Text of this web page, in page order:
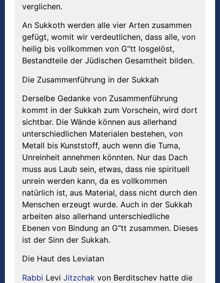
verglichen.
An Sukkoth werden alle vier Arten zusammen
gefügt, womit wir verdeutlichen, dass alle, von
heilig bis vollkommen von G“tt losgelöst,
Bestandteile der Jüdischen Gesamtheit bilden.
Die Zusammenführung in der Sukkah
Derselbe Gedanke von Zusammenführung
kommt in der Sukkah zum Vorschein, wird dort
sichtbar. Die Wände können aus allerhand
unterschiedlichen Materialen bestehen, von
Metall bis Kunststoff, auch wenn die Tuma,
Unreinheit annehmen könnten. Nur das Dach
muss aus Laub sein, etwas, dass nie spirituell
unrein werden kann, da es vollkommen
natürlich ist, aus Material, dass nicht durch den
Menschen erzeugt wurde. Auch in der Sukkah
arbeiten also allerhand unterschiedliche
Ebenen von Bindung an G“tt zusammen. Dieses
ist der Sinn der Sukkah.
Die Haut des Leviatan
Rabbi Levi Jitzchak von Berditschev hatte die